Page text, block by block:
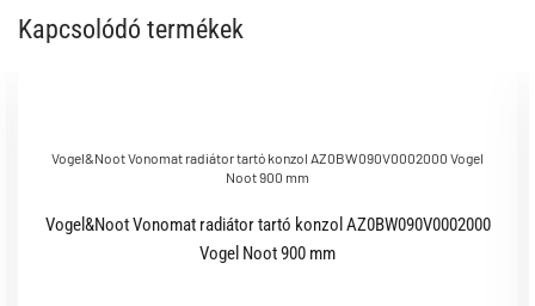
Kapcsolódó termékek
Vogel&Noot Vonomat radiátor tartó konzol AZ0BW090V0002000 Vogel
Noot 900 mm
Vogel&Noot Vonomat radiátor tartó konzol AZ0BW090V0002000
Vogel Noot 900 mm